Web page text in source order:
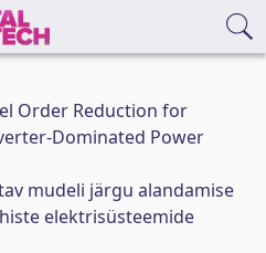
Order Reduction for
Dominated Power
mudeli järgu alandamise
elektrisüsteemide